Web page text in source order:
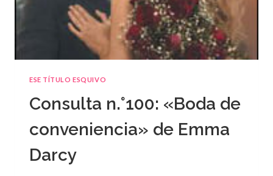
ESE TÍTULO ESQUIVO
Consulta n.°100: «Boda de
conveniencia» de Emma
Darcy